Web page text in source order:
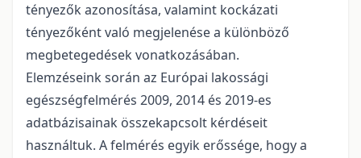
tényezők azonosítása, valamint kockázati
tényezőként való megjelenése a különböző
megbetegedések vonatkozásában.
Elemzéseink során az Európai lakossági
egészségfelmérés 2009, 2014 és 2019-es
adatbázisainak összekapcsolt kérdéseit
használtuk. A felmérés egyik erőssége, hogy a